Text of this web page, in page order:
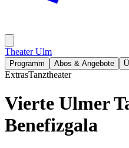
Theater Ulm
Programm Abos & Angebote
ExtrasTanztheater
Vierte Ulmer
Benefizgala